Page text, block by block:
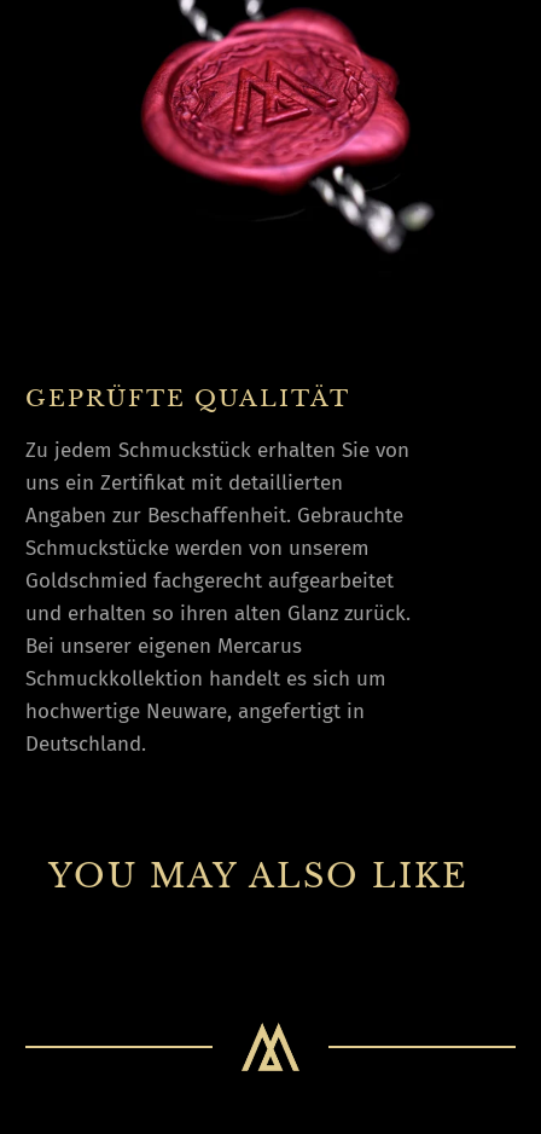
GEPRÜFTE QUALITÄT
Zu jedem Schmuckstück erhalten Sie von
uns ein Zertifikat mit detaillierten
Angaben zur Beschaffenheit. Gebrauchte
Schmuckstücke werden von unserem
Goldschmied fachgerecht aufgearbeitet
und erhalten so ihren alten Glanz zurück.
Bei unserer eigenen Mercarus
Schmuckkollektion handelt es sich um
hochwertige Neuware, angefertigt in
Deutschland.
YOU MAY ALSO LIKE